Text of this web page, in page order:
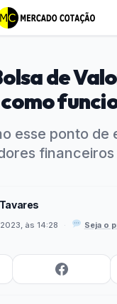
de
esse ponto de
às 14:28 · Seja o